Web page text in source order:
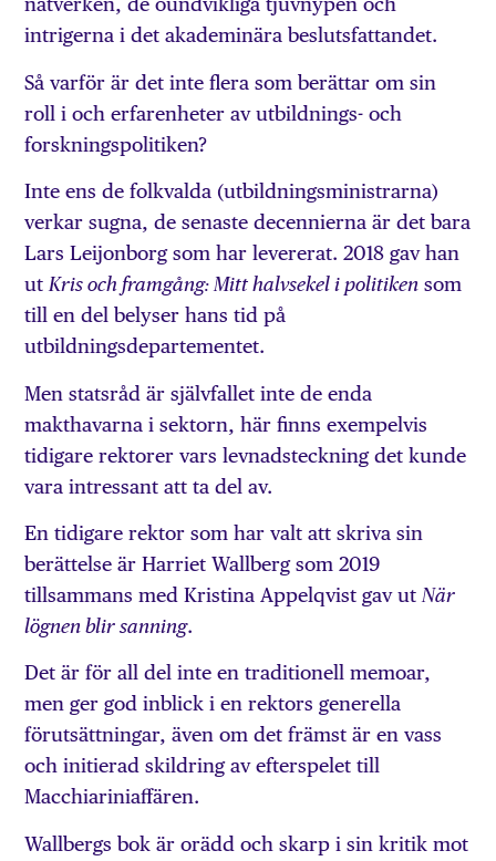
intrigerna i det akademinära beslutsfattandet.
Så varför är det inte flera som berättar om sin
roll i och erfarenheter av utbildnings- och
forskningspolitiken?
Inte ens de folkvalda (utbildningsministrarna)
verkar sugna, de senaste decennierna är det bara
Lars Leijonborg som har levererat. 2018 gav han
utKris och framgång: Mitt halvsekel i politiken som
till en del belyser hans tid på
utbildningsdepartementet.
Men statsråd är självfallet inte de enda
makthavarna i sektorn, här finns exempelvis
tidigare rektorer vars levnadsteckning det kunde
vara intressant att ta del av.
En tidigare rektor som har valt att skriva sin
berättelse är Harriet Wallberg som 2019
tillsammans med Kristina Appelqvist gav ut När
lögnen blir sanning.
Det är för all del inte en traditionell memoar,
men ger god inblick i en rektors generella
förutsättningar, även om det främst är en vass
och initierad skildring av efterspelet till
Macchiariniaffären.
Wallbergs bok är orädd och skarp i sin kritik mot